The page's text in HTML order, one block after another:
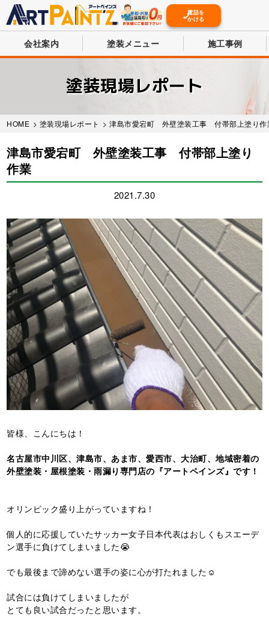
電話を
かける
会社案内 塗装メニュー 施工事例
塗装現場レポート
HOME > 塗装現場レポート > 津島市愛宕町 外壁塗装工事 付帯部上塗り作
津島市愛宕町 外壁塗装工事 付帯部上塗り
作業
2021.7.30
皆様、こんにちは！
名古屋市中川区、津島市、あま市、愛西市、大治町、地域密着の
外壁塗装・屋根塗装・雨漏り専門店の『アートペインズ』です！
オリンピック盛り上がっていますね！
個人的に応援していたサッカー女子日本代表はおしくもスエーデ
ン選手に負けてしまいました😭
でも最後まで諦めない選手の姿に心が打たれました☺️
試合には負けてしまいましたが
とても良い試合だったと思います。